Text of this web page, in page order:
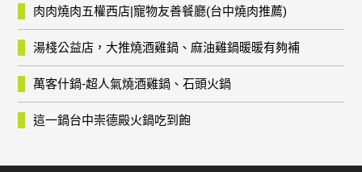
肉肉燒肉五權西店|寵物友善餐廳(台中燒肉推薦)
湯棧公益店，大推燒酒雞鍋、麻油雞鍋暖暖有夠補
萬客什鍋-超人氣燒酒雞鍋、石頭火鍋
這一鍋台中崇德殿火鍋吃到飽